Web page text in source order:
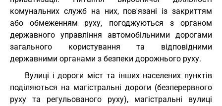
комунальних служб на них, пов'язані із закриттям
або обмеженням руху, погоджуються з органом
державного управління автомобільними дорогами
загального користування та відповідними
державними органами з безпеки дорожнього руху.
Вулиці і дороги міст та інших населених пунктів
поділяються на магістральні дороги (безперервного
руху та регульованого руху), магістральні вулиці